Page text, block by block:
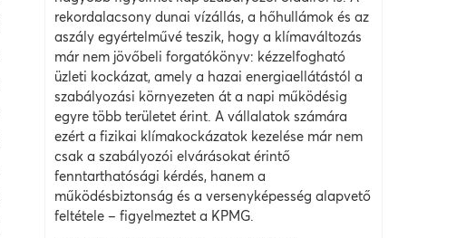
rekordalacsony dunai vízállás, a hőhullámok és az
aszály egyértelművé teszik, hogy a klímaváltozás
már nem jövőbeli forgatókönyv: kézzelfogható
üzleti kockázat, amely a hazai energiaellátástól a
szabályozási környezeten át a napi működésig
egyre több területet érint. A vállalatok számára
ezért a fizikai klímakockázatok kezelése már nem
csak a szabályozói elvárásokat érintő
fenntarthatósági kérdés, hanem a
működésbiztonság és a versenyképesség alapvető
feltétele – figyelmeztet a KPMG.